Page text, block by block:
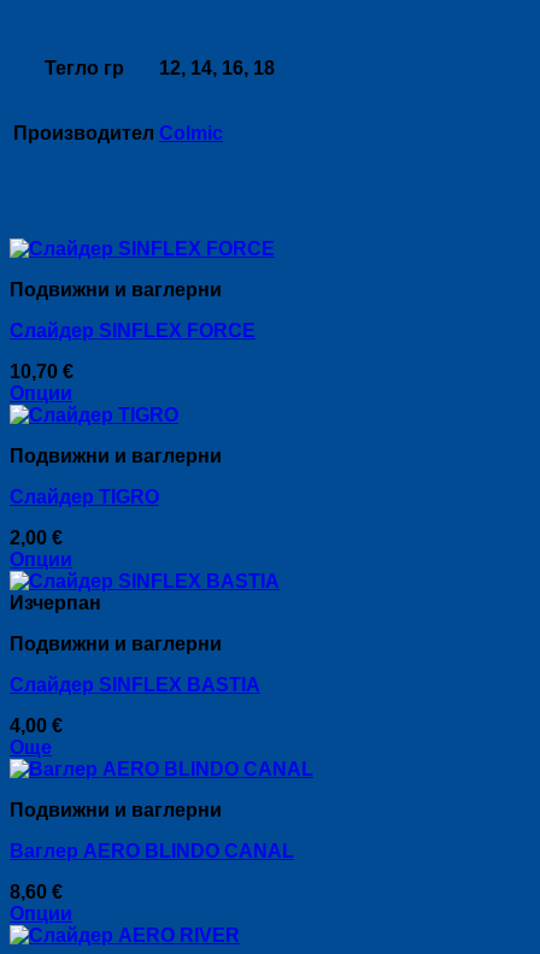
Тегло гр 12, 14, 16, 18
Производител Colmic
Подвижни и ваглерни
Слайдер SINFLEX FORCE
10,70 €
Опции
This
has
variants.
options
may
be
chosen
the
product
page
Подвижни и ваглерни
Слайдер TIGRO
2,00 €
Опции
This
product
multiple
The
may
be
chosen
the
product
page
Изчерпан
Подвижни и ваглерни
Слайдер SINFLEX BASTIA
4,00 €
Още
Подвижни и ваглерни
Ваглер AERO BLINDO CANAL
8,60 €
Опции
This